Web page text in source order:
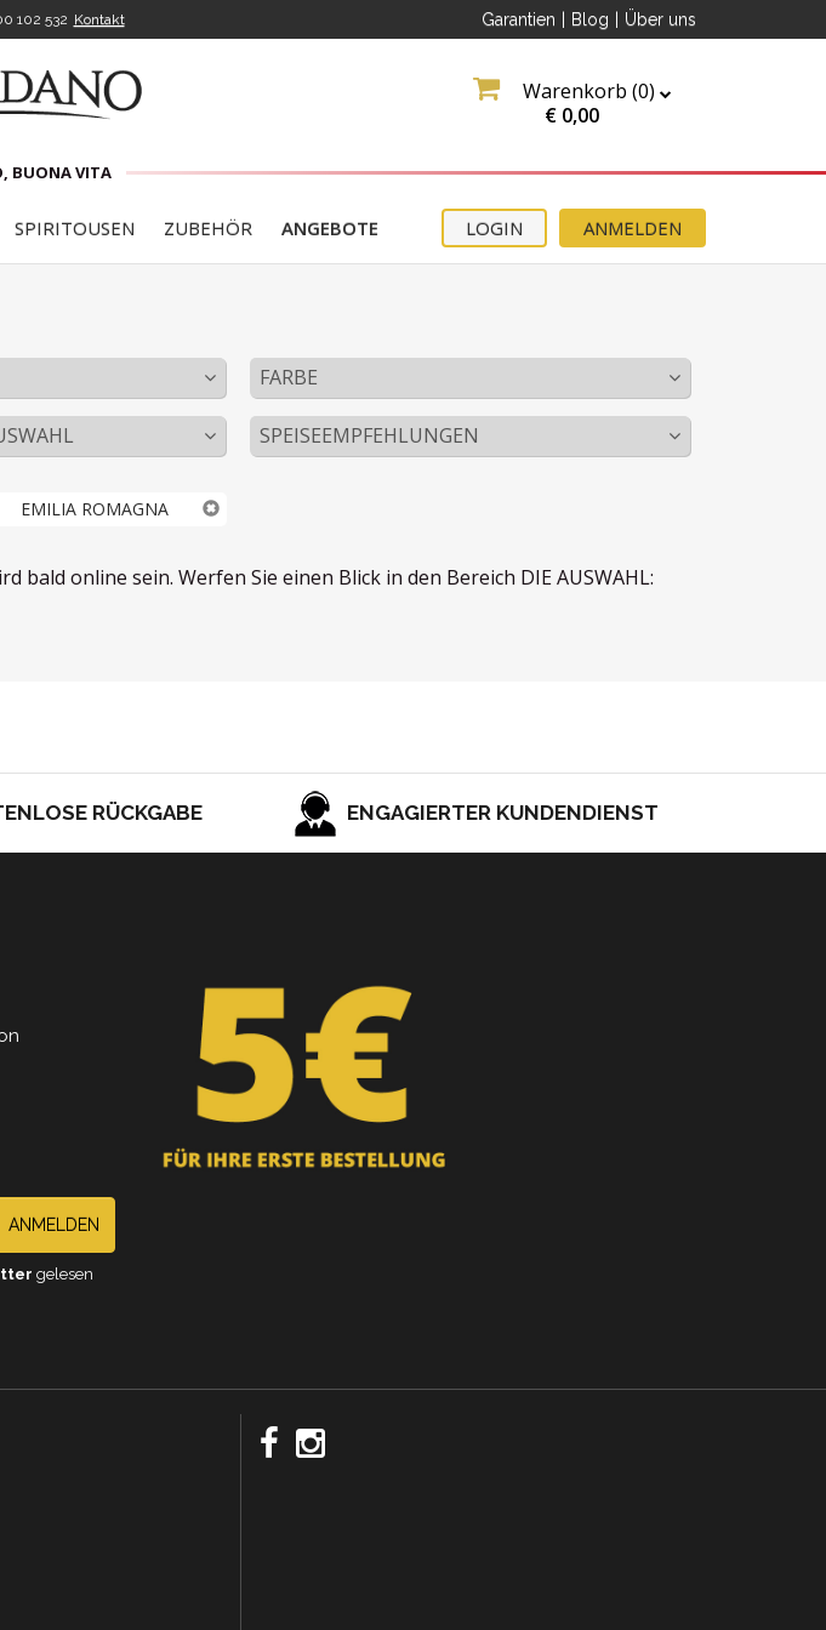
102 532 Kontakt Garantien Blog Über uns
Warenkorb (0)
€ 0,00
BUONA VITA
SPIRITOUSEN ZUBEHÖR ANGEBOTE ANMELDEN
LOGIN
FARBE
SPEISEEMPFEHLUNGEN
EMILIA ROMAGNA
online sein. Werfen Sie einen Blick in den Bereich DIE AUSWAHL:
RÜCKGABE ENGAGIERTER KUNDENDIENST
ANMELDEN
gelesen